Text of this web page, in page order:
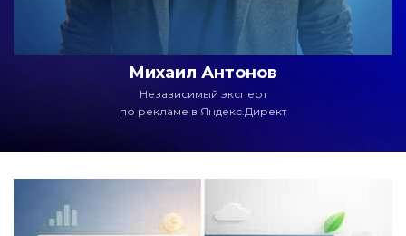
Михаил Антонов
Независимый эксперт
по рекламе в Яндекс.Директ